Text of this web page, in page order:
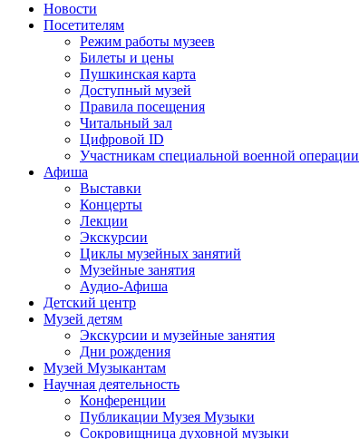
Новости
Посетителям
Режим работы музеев
Билеты и цены
Пушкинская карта
Доступный музей
Правила посещения
Читальный зал
Цифровой ID
Участникам специальной военной операции
Афиша
Выставки
Концерты
Лекции
Экскурсии
Циклы музейных занятий
Музейные занятия
Аудио-Афиша
Детский центр
Музей детям
Экскурсии и музейные занятия
Дни рождения
Музей Музыкантам
Научная деятельность
Конференции
Публикации Музея Музыки
Сокровищница духовной музыки